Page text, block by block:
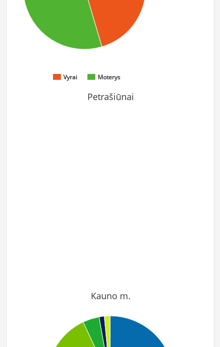
Vyrai Moterys
Petrašiūnai
Kauno m.